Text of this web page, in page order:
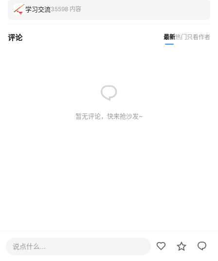
学习交流35598 内容
评论 最新热门 只看作者
暂无评论，快来抢沙发~
说点什么...